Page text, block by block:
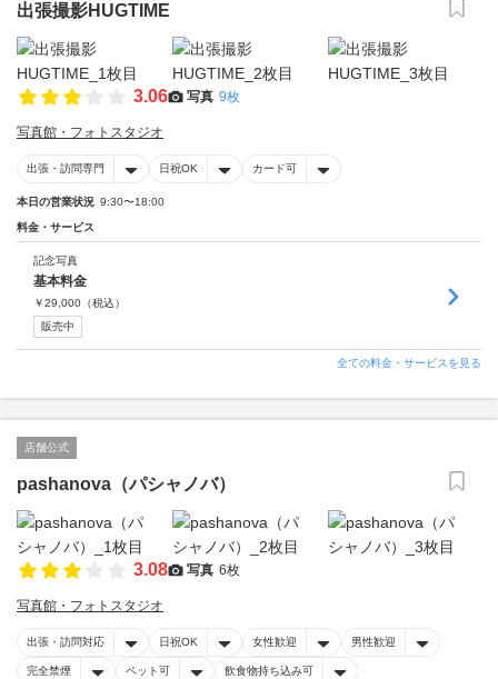
出張撮影HUGTIME
3.06 写真 9枚
写真館・フォトスタジオ
出張・訪問専門 日祝OK カード可
本日の営業状況 9:30〜18:00
料金・サービス
記念写真
基本料金
￥29,000 （税込）
販売中
全ての料金・サービスを見る
店舗公式
pashanova（パシャノバ）
3.08 写真 6枚
写真館・フォトスタジオ
出張・訪問対応 日祝OK 女性歓迎 男性歓迎
完全禁煙 ペット可 飲食物持ち込み可